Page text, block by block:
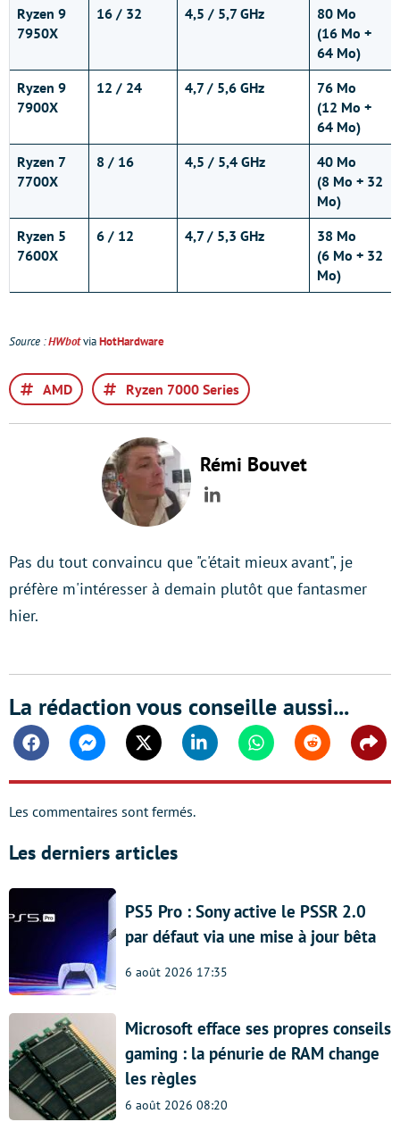
Ryzen 9
7950X
16 / 32 4,5 / 5,7 GHz
80 Mo
(16 Mo +
64 Mo)
Ryzen 9
7900X
12 / 24 4,7 / 5,6 GHz
76 Mo
(12 Mo +
64 Mo)
Ryzen 7
7700X
8 / 16 4,5 / 5,4 GHz
40 Mo
(8 Mo + 32
Mo)
Ryzen 5
7600X
6 / 12 4,7 / 5,3 GHz
38 Mo
(6 Mo + 32
Mo)
Source :HWbotviaHotHardware
AMD Ryzen 7000 Series
Rémi Bouvet
LinkedIn
Pas du tout convaincu que "c'était mieux avant", je
préfère m'intéresser à demain plutôt que fantasmer
hier.
La rédaction vous conseille aussi...
FacebookMessengerTwitter Linkedin WhatsappReddit
Les commentaires sont fermés.
Les derniers articles
PS5 Pro : Sony active le PSSR 2.0
par défaut via une mise à jour bêta
6 août 2026 17:35
Microsoft efface ses propres conseils
gaming : la pénurie de RAM change
les règles
6 août 2026 08:20